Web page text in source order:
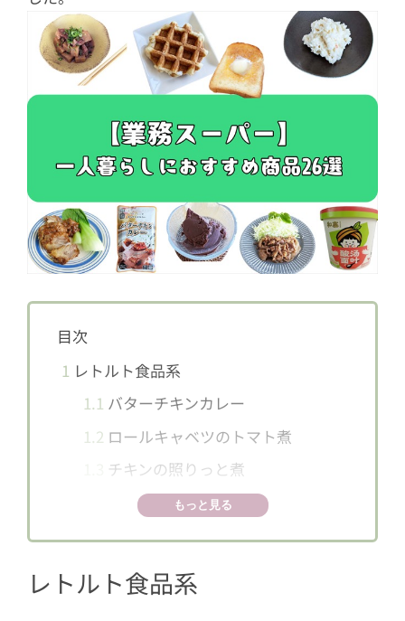
目次
1 レトルト食品系
1.1 バターチキンカレー
1.2 ロールキャベツのトマト煮
チキンの照りっと煮
さばの味噌煮
1.5やわらか味噌煮豚
冷凍食品系
2.1
肉だんご
もっと見る
レトルト食品系